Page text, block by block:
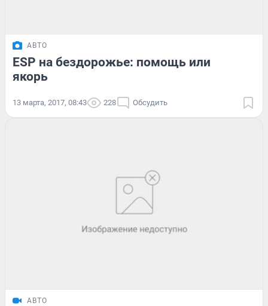
АВТО
ESP на бездорожье: помощь или
якорь
13 марта, 2017, 08:43 228 Обсудить
АВТО